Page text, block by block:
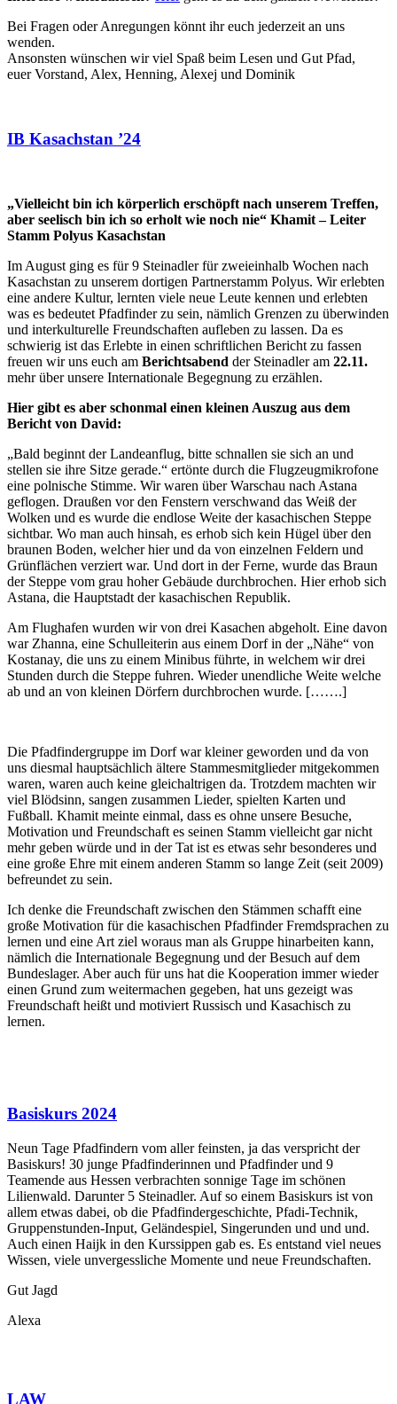
Bei Fragen oder Anregungen könnt ihr euch jederzeit an uns
wenden.
Ansonsten wünschen wir viel Spaß beim Lesen und Gut Pfad,
euer Vorstand, Alex, Henning, Alexej und Dominik
IB Kasachstan ’24
„Vielleicht bin ich körperlich erschöpft nach unserem Treffen,
aber seelisch bin ich so erholt wie noch nie“ Khamit – Leiter
Stamm Polyus Kasachstan
Im August ging es für 9 Steinadler für zweieinhalb Wochen nach
Kasachstan zu unserem dortigen Partnerstamm Polyus. Wir erlebten
eine andere Kultur, lernten viele neue Leute kennen und erlebten
was es bedeutet Pfadfinder zu sein, nämlich Grenzen zu überwinden
und interkulturelle Freundschaften aufleben zu lassen. Da es
schwierig ist das Erlebte in einen schriftlichen Bericht zu fassen
freuen wir uns euch am Berichtsabend der Steinadler am 22.11.
mehr über unsere Internationale Begegnung zu erzählen.
Hier gibt es aber schonmal einen kleinen Auszug aus dem
Bericht von David:
„Bald beginnt der Landeanflug, bitte schnallen sie sich an und
stellen sie ihre Sitze gerade.“ ertönte durch die Flugzeugmikrofone
eine polnische Stimme. Wir waren über Warschau nach Astana
geflogen. Draußen vor den Fenstern verschwand das Weiß der
Wolken und es wurde die endlose Weite der kasachischen Steppe
sichtbar. Wo man auch hinsah, es erhob sich kein Hügel über den
braunen Boden, welcher hier und da von einzelnen Feldern und
Grünflächen verziert war. Und dort in der Ferne, wurde das Braun
der Steppe vom grau hoher Gebäude durchbrochen. Hier erhob sich
Astana, die Hauptstadt der kasachischen Republik.
Am Flughafen wurden wir von drei Kasachen abgeholt. Eine davon
war Zhanna, eine Schulleiterin aus einem Dorf in der „Nähe“ von
Kostanay, die uns zu einem Minibus führte, in welchem wir drei
Stunden durch die Steppe fuhren. Wieder unendliche Weite welche
ab und an von kleinen Dörfern durchbrochen wurde. […….]
Die Pfadfindergruppe im Dorf war kleiner geworden und da von
uns diesmal hauptsächlich ältere Stammesmitglieder mitgekommen
waren, waren auch keine gleichaltrigen da. Trotzdem machten wir
viel Blödsinn, sangen zusammen Lieder, spielten Karten und
Fußball. Khamit meinte einmal, dass es ohne unsere Besuche,
Motivation und Freundschaft es seinen Stamm vielleicht gar nicht
mehr geben würde und in der Tat ist es etwas sehr besonderes und
eine große Ehre mit einem anderen Stamm so lange Zeit (seit 2009)
befreundet zu sein.
Ich denke die Freundschaft zwischen den Stämmen schafft eine
große Motivation für die kasachischen Pfadfinder Fremdsprachen zu
lernen und eine Art ziel woraus man als Gruppe hinarbeiten kann,
nämlich die Internationale Begegnung und der Besuch auf dem
Bundeslager. Aber auch für uns hat die Kooperation immer wieder
einen Grund zum weitermachen gegeben, hat uns gezeigt was
Freundschaft heißt und motiviert Russisch und Kasachisch zu
lernen.
Basiskurs 2024
Neun Tage Pfadfindern vom aller feinsten, ja das verspricht der
Basiskurs! 30 junge Pfadfinderinnen und Pfadfinder und 9
Teamende aus Hessen verbrachten sonnige Tage im schönen
Lilienwald. Darunter 5 Steinadler. Auf so einem Basiskurs ist von
allem etwas dabei, ob die Pfadfindergeschichte, Pfadi-Technik,
Gruppenstunden-Input, Geländespiel, Singerunden und und und.
Auch einen Haijk in den Kurssippen gab es. Es entstand viel neues
Wissen, viele unvergessliche Momente und neue Freundschaften.
Gut Jagd
Alexa
LAW